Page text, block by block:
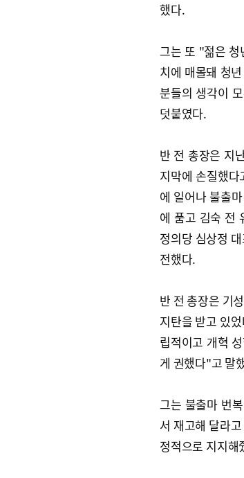
했다.
그는 또 "젊은 청
치에 매몰돼 청
분들의 생각이
덧붙였다.
반 전 총장은 지
지막에 손질했
에 일어나 불출
에 품고 김숙 전
정의당 심상정
전했다.
반 전 총장은 기
지탄을 받고 있
립적이고 개혁
게 권했다"고 말
그는 불출마 번
서 재고해 달라
정적으로 지지